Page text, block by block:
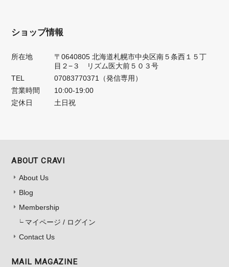
ショップ情報
所在地
〒0640805 北海道札幌市中央区南５条西１５丁
目２−３ リズム医大前５０３号
TEL
07083770371（発信専用）
営業時間
10:00-19:00
定休日
土日祝
ABOUT CRAVI
About Us
Blog
Membership
マイページ / ログイン
Contact Us
MAIL MAGAZINE